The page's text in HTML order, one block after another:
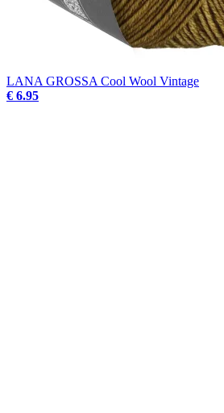
LANA GROSSA Cool Wool Vintage
€ 6.95